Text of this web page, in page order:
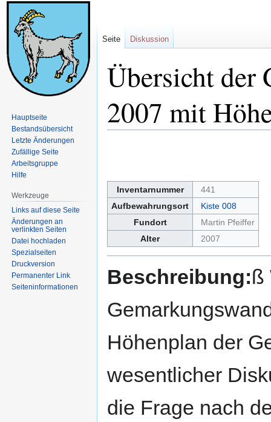
Übersicht der
2007 mit
Inventarnummer
441
Aufbewahrungsort
Kiste 008
Fundort
Martin Pfeiffer
Alter
2007
Beschreibung:ß
Höhenplan der
wesentlicher
die Frage nach
Seite Diskussion
Hauptseite
Bestandsübersicht
Letzte Änderungen
Zufällige Seite
Arbeitsgruppe
Hilfe
Werkzeuge
Links auf diese Seite
Änderungen an
verlinkten Seiten
Datei hochladen
Spezialseiten
Druckversion
Permanenter Link
Seiten­informationen